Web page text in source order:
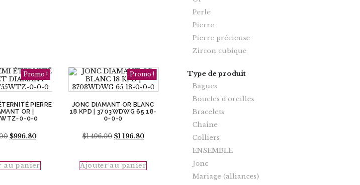
Promo !
PIERRE
OR |
0-0-0
Le
$1
$996.80Le
$996.80.
au panier
Promo !
JONC DIAMANT OR BLANC
18 KPD | 3703WDWG 65 18-
0-0-0
$1 496.00 Le
$1
$1 196.80Le
$1
Ajouter au panier
Perle
Pierre
Pierre précieuse
Zircon cubique
Type de produit
Bagues
Boucles d'oreilles
Bracelets
Chaine
Colliers
ENSEMBLE
Jonc
Mariage (alliances)